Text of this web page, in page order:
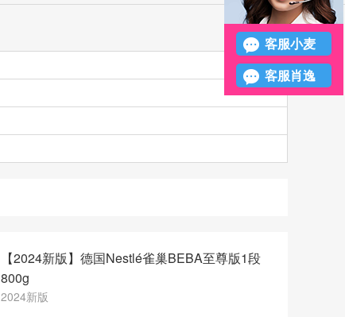
客服小麦
客服肖逸
【2024新版】德国Nestlé雀巢BEBA至尊版1段
800g
2024新版